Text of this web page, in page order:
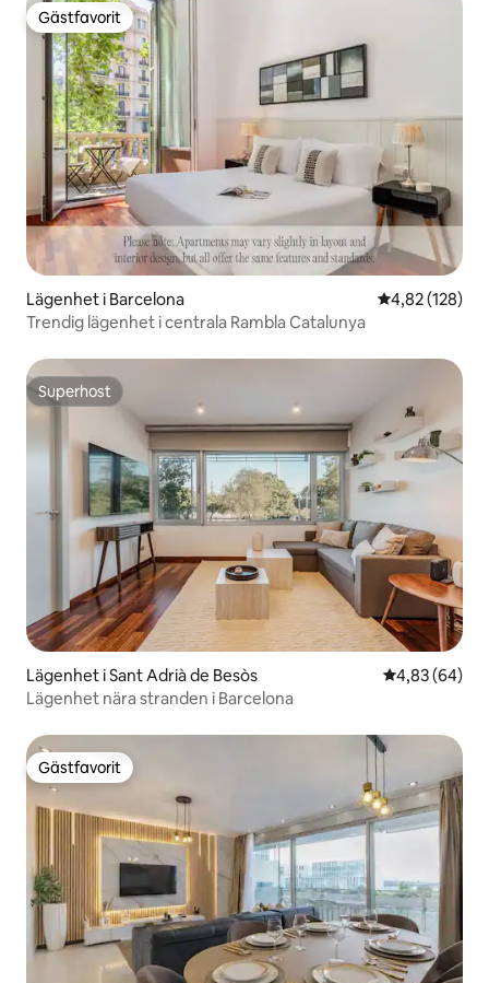
Gästfavorit
Gästfavorit
Lägenhet i Barcelona 4,82 av 5 i
4,82 (128)
Trendig lägenhet i centrala Rambla Catalunya
Superhost
Superhost
Lägenhet i Sant Adrià de Besòs 4,83 av 5 i
4,83 (64)
Lägenhet nära stranden i Barcelona
Gästfavorit
Gästfavorit